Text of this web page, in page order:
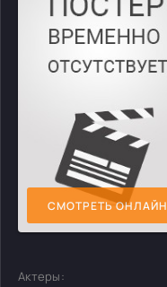
СМОТРЕТЬ ОНЛАЙН
Актеры: